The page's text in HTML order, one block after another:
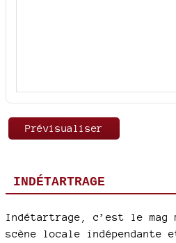
INDÉTARTRAGE
Indétartrage, c’est le mag
scène locale indépendante